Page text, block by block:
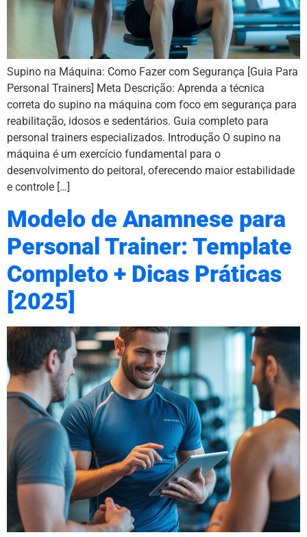
Supino na Máquina: Como Fazer com Segurança [Guia Para
Personal Trainers] Meta Descrição: Aprenda a técnica
correta do supino na máquina com foco em segurança para
reabilitação, idosos e sedentários. Guia completo para
personal trainers especializados. Introdução O supino na
máquina é um exercício fundamental para o
desenvolvimento do peitoral, oferecendo maior estabilidade
e controle […]
Modelo de Anamnese para
Personal Trainer: Template
Completo + Dicas Práticas
[2025]